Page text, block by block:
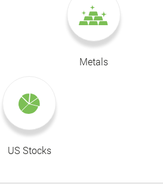
Metals
US Stocks